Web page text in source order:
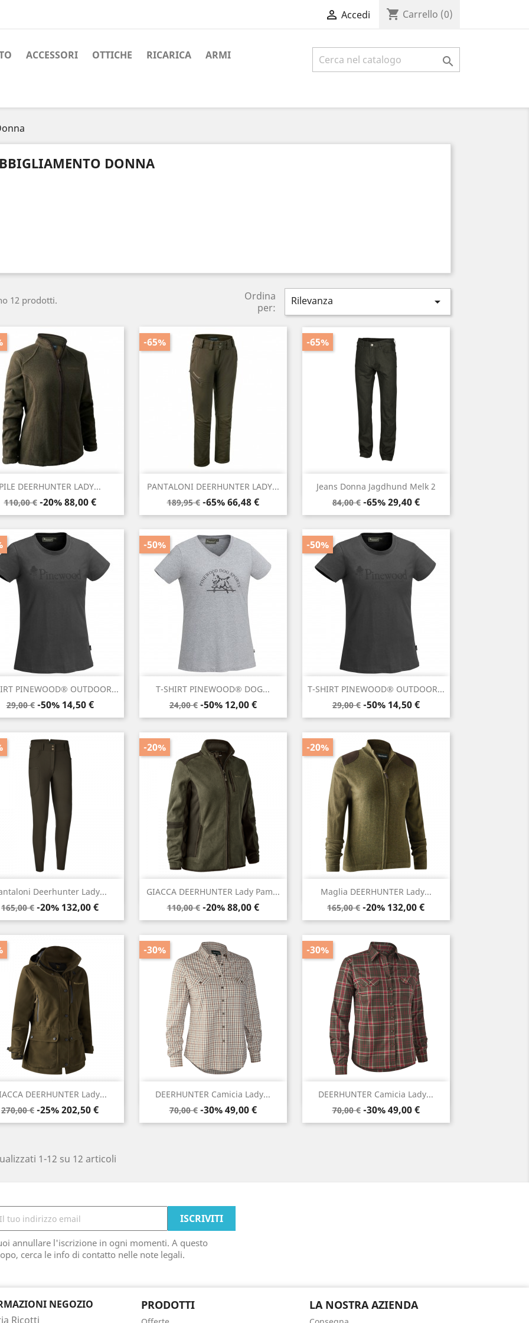
 Accedi shopping_cart Carrello (0)

ACCESSORI OTTICHE RICARICA ARMI
DONNA
12 prodotti.
Ordina
per:
Rilevanza 
PILE DEERHUNTER LADY...
Prezzo
base
110,00 € -20% Prezzo
88,00 €
Anteprima PANTALONI DEERHUNTER LADY...
Prezzo
base
189,95 € -65% Prezzo
66,48 €
-65%
 Anteprima Jeans Donna Jagdhund Melk 2
Prezzo
base
84,00 € -65% Prezzo
29,40 €
-65%
Anteprima
PINEWOOD® OUTDOOR...
Prezzo
base
29,00 € -50% Prezzo
14,50 €
Anteprima T-SHIRT PINEWOOD® DOG...
Prezzo
base
24,00 € -50% Prezzo
12,00 €
-50%
Anteprima T-SHIRT PINEWOOD® OUTDOOR...
Prezzo
base
29,00 € -50% Prezzo
14,50 €
-50%
Anteprima
Deerhunter Lady...
Prezzo
base
165,00 € -20% Prezzo
132,00 €
 Anteprima GIACCA DEERHUNTER Lady Pam...
Prezzo
base
110,00 € -20% Prezzo
88,00 €
-20%
Anteprima Maglia DEERHUNTER Lady...
Prezzo
base
165,00 € -20% Prezzo
132,00 €
-20%
Anteprima
DEERHUNTER Lady...
Prezzo
base
270,00 € -25%Prezzo
202,50 €
Anteprima DEERHUNTER Camicia Lady...
Prezzo
base
70,00 € -30% Prezzo
49,00 €
-30%
Anteprima DEERHUNTER Camicia Lady...
Prezzo
base
70,00 € -30% Prezzo
49,00 €
-30%
Anteprima
1-12 su 12 articoli
annullare l'iscrizione in ogni momenti. A questo
cerca le info di contatto nelle note legali.
NEGOZIO
Ricotti
PRODOTTI LA NOSTRA AZIENDA